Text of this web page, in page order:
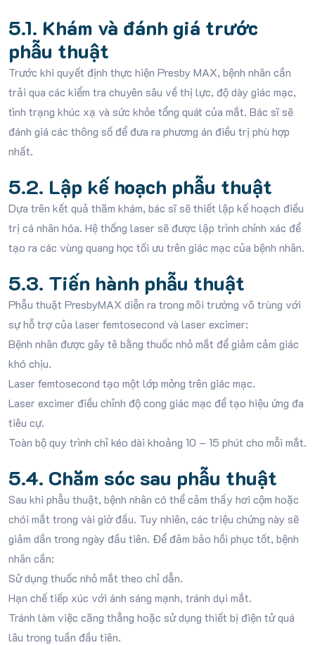
5.1. Khám và đánh giá trước
phẫu thuật
Trước khi quyết định thực hiện Presby MAX, bệnh nhân cần
trải qua các kiểm tra chuyên sâu về thị lực, độ dày giác mạc,
tình trạng khúc xạ và sức khỏe tổng quát của mắt. Bác sĩ sẽ
đánh giá các thông số để đưa ra phương án điều trị phù hợp
nhất.
5.2. Lập kế hoạch phẫu thuật
Dựa trên kết quả thăm khám, bác sĩ sẽ thiết lập kế hoạch điều
trị cá nhân hóa. Hệ thống laser sẽ được lập trình chính xác để
tạo ra các vùng quang học tối ưu trên giác mạc của bệnh nhân.
5.3. Tiến hành phẫu thuật
Phẫu thuật PresbyMAX diễn ra trong môi trường vô trùng với
sự hỗ trợ của laser femtosecond và laser excimer:
Bệnh nhân được gây tê bằng thuốc nhỏ mắt để giảm cảm giác
khó chịu.
Laser femtosecond tạo một lớp mỏng trên giác mạc.
Laser excimer điều chỉnh độ cong giác mạc để tạo hiệu ứng đa
tiêu cự.
Toàn bộ quy trình chỉ kéo dài khoảng 10 – 15 phút cho mỗi mắt.
5.4. Chăm sóc sau phẫu thuật
Sau khi phẫu thuật, bệnh nhân có thể cảm thấy hơi cộm hoặc
chói mắt trong vài giờ đầu. Tuy nhiên, các triệu chứng này sẽ
giảm dần trong ngày đầu tiên. Để đảm bảo hồi phục tốt, bệnh
nhân cần:
Sử dụng thuốc nhỏ mắt theo chỉ dẫn.
Hạn chế tiếp xúc với ánh sáng mạnh, tránh dụi mắt.
Tránh làm việc căng thẳng hoặc sử dụng thiết bị điện tử quá
lâu trong tuần đầu tiên.